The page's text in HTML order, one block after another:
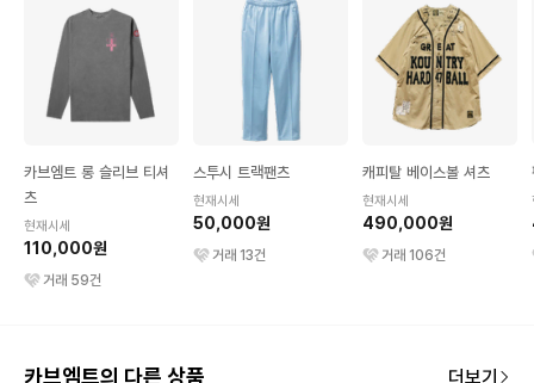
카브엠트 롱 슬리브 티셔
츠
현재시세
110,000원
거래 59건
스투시 트랙팬츠
현재시세
50,000원
거래 13건
캐피탈 베이스볼 셔츠
현재시세
490,000원
거래 106건
카브엠트의 다른 상품 더보기